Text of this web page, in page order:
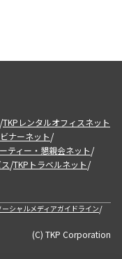
/TKPレンタルオフィスネット
ナーネット/
ティー・懇親会ネット/
/TKPトラベルネット/
ーシャルメディアガイドライン/
(C) TKP Corporation